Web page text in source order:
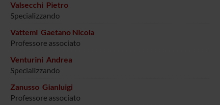
Valsecchi Pietro
Specializzando
Vattemi Gaetano Nicola
Professore associato
Venturini Andrea
Specializzando
Zanusso Gianluigi
Professore associato